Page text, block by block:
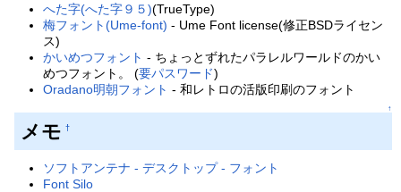
へた字(へた字９５)(TrueType)
梅フォント(Ume-font) - Ume Font license(修正BSDライセン
ス)
かいめつフォント - ちょっとずれたパラレルワールドのかい
めつフォント。 (要パスワード)
Oradano明朝フォント - 和レトロの活版印刷のフォント
↑
メモ †
ソフトアンテナ - デスクトップ - フォント
Font Silo